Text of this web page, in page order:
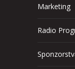
Marketing
Radio